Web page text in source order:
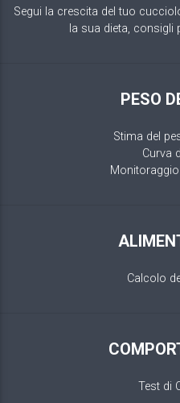
Segui la crescita del tuo
la sua dieta, consigli
PESO
Stima del
Curva
Calcolo
Test di